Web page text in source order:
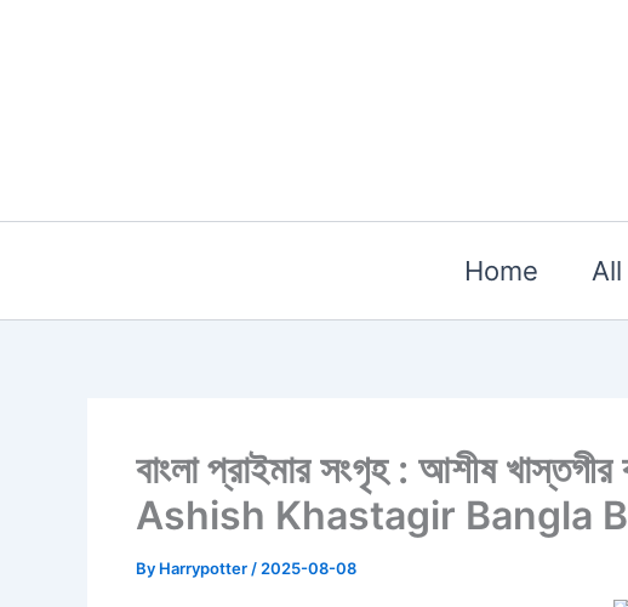
Home
বাংলা প্রাইমার সংগৃহ : আশীষ
Ashish Khastagir Bangla
By Harrypotter / 2025-08-08